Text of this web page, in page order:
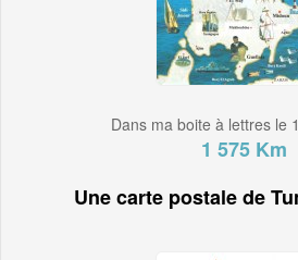
Dans ma boite à lettres le
1 575 Km
Une carte postale de